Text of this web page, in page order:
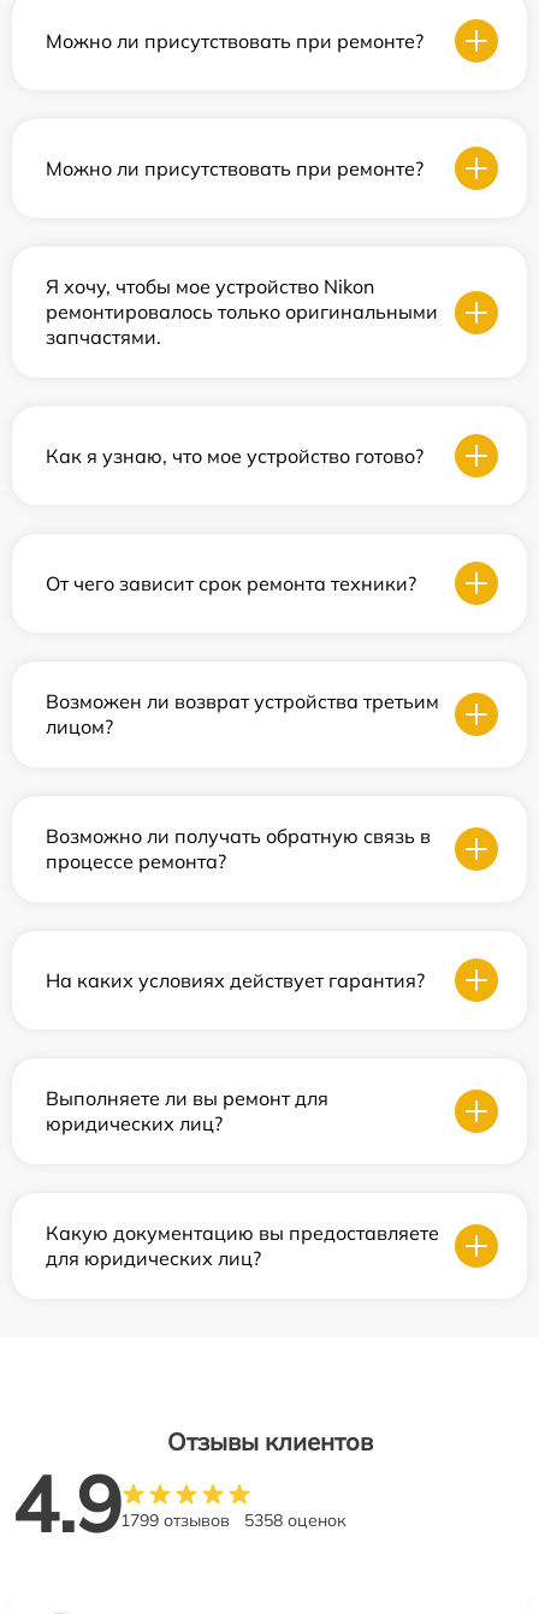
Можно ли присутствовать при ремонте?
Можно ли присутствовать при ремонте?
Я хочу, чтобы мое устройство Nikon
ремонтировалось только оригинальными
запчастями.
Как я узнаю, что мое устройство готово?
От чего зависит срок ремонта техники?
Возможен ли возврат устройства третьим
лицом?
Возможно ли получать обратную связь в
процессе ремонта?
На каких условиях действует гарантия?
Выполняете ли вы ремонт для
юридических лиц?
Какую документацию вы предоставляете
для юридических лиц?
Отзывы клиентов
4.91799 отзывов 5358 оценок